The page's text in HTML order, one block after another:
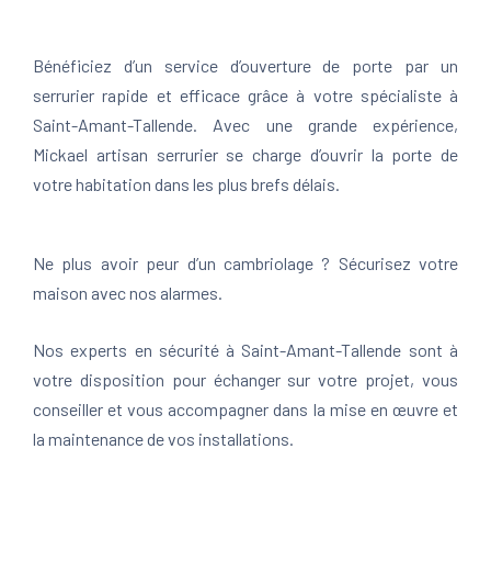
Bénéficiez d’un service d’ouverture de porte par un
serrurier rapide et efficace grâce à votre spécialiste à
Saint-Amant-Tallende. Avec une grande expérience,
Mickael artisan serrurier se charge d’ouvrir la porte de
votre habitation dans les plus brefs délais.
Ne plus avoir peur d’un cambriolage ? Sécurisez votre
maison avec nos alarmes.
Nos experts en sécurité à Saint-Amant-Tallende sont à
votre disposition pour échanger sur votre projet, vous
conseiller et vous accompagner dans la mise en œuvre et
la maintenance de vos installations.